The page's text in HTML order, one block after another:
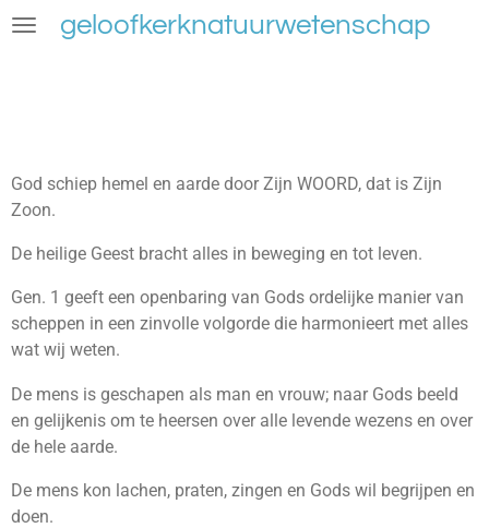
Ga
geloofkerknatuurwetenschap
God schiep hemel en aarde door Zijn WOORD, dat is Zijn
Zoon.
De heilige Geest bracht alles in beweging en tot leven.
Gen. 1 geeft een openbaring van Gods ordelijke manier van
scheppen in een zinvolle volgorde die harmonieert met alles
wat wij weten.
De mens is geschapen als man en vrouw; naar Gods beeld
en gelijkenis om te heersen over alle levende wezens en over
de hele aarde.
De mens kon lachen, praten, zingen en Gods wil begrijpen en
doen.